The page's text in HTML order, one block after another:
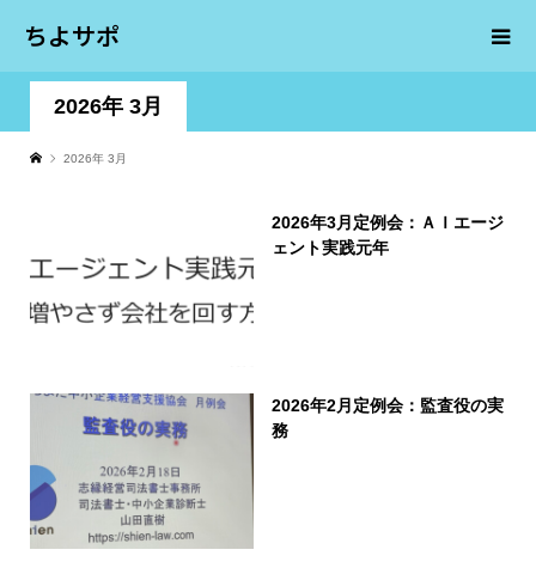
ちよサポ
2026年 3月
2026年 3月
2026年3月定例会：ＡＩエージ
ェント実践元年
2026年2月定例会：監査役の実
務